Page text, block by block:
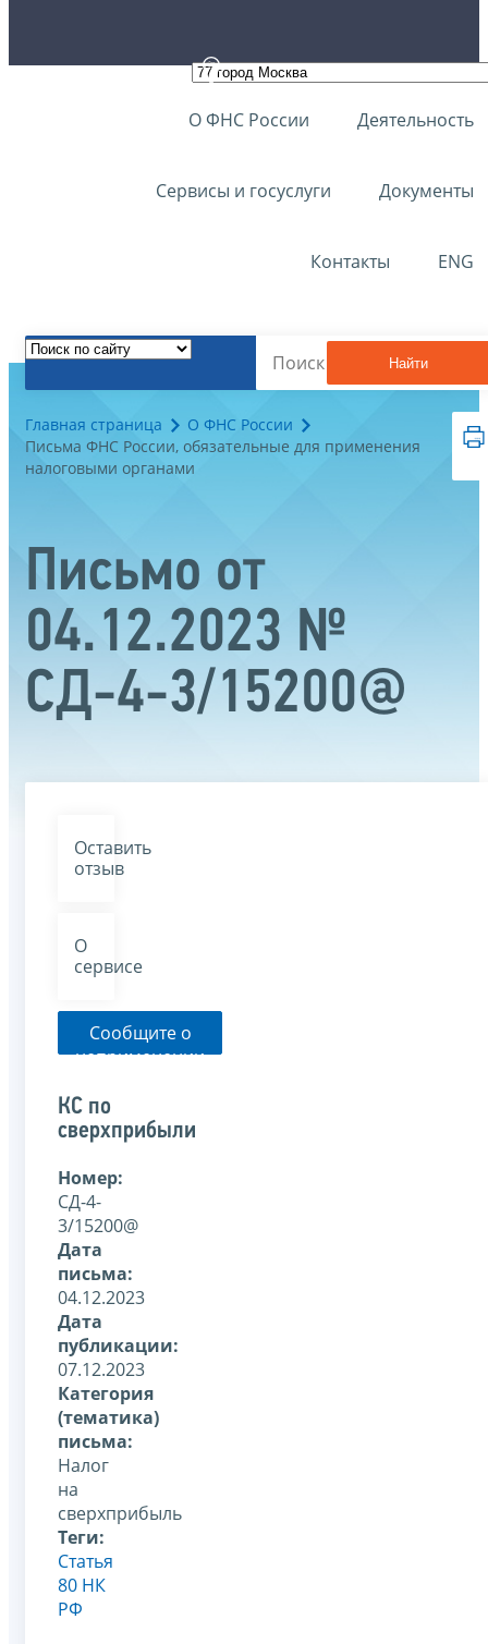
О ФНС России Деятельность
Сервисы и госуслуги Документы
Контакты ENG
Найти
Главная страница
О ФНС России
Письма ФНС России, обязательные для применения
налоговыми органами
Письмо от
04.12.2023 №
СД-4-3/15200@
Оставить
отзыв
О
сервисе
Сообщите о
неприменении
органом
указанного
КС по
сверхприбыли
Номер:
СД-4-
3/15200@
Дата
письма:
04.12.2023
Дата
публикации:
07.12.2023
Категория
(тематика)
письма:
Налог
на
сверхприбыль
Теги:
Статья
80 НК
РФ